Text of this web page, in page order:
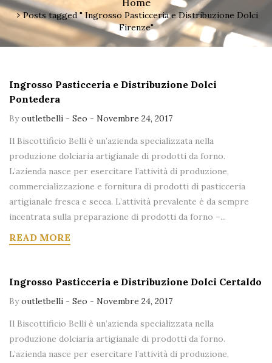
Home
Posts tagged " Ingrosso Pasticceria e Distribuzione Dolci
Firenze"
Ingrosso Pasticceria e Distribuzione Dolci
Pontedera
Byoutletbelli - Seo - Novembre 24, 2017
Il Biscottificio Belli è un’azienda specializzata nella
produzione dolciaria artigianale di prodotti da forno.
L’azienda nasce per esercitare l’attività di produzione,
commercializzazione e fornitura di prodotti di pasticceria
artigianale fresca e secca. L’attività prevalente è da sempre
incentrata sulla preparazione di prodotti da forno –...
READ MORE
Ingrosso Pasticceria e Distribuzione Dolci Certaldo
Byoutletbelli - Seo - Novembre 24, 2017
Il Biscottificio Belli è un’azienda specializzata nella
produzione dolciaria artigianale di prodotti da forno.
L’azienda nasce per esercitare l’attività di produzione,